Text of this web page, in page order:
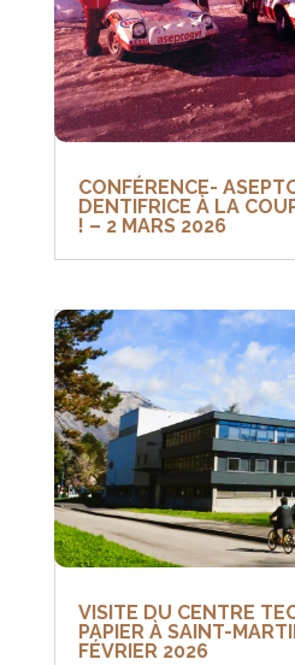
CONFÉRENCE-
DENTIFRICE À LA
! – 2 MARS 2026
VISITE DU CENTRE
PAPIER À SAINT-
FÉVRIER 2026